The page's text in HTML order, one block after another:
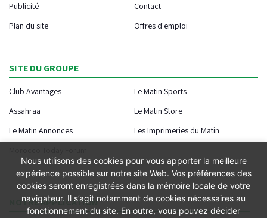
Publicité
Contact
Plan du site
Offres d'emploi
SITE DU GROUPE
Club Avantages
Le Matin Sports
Assahraa
Le Matin Store
Le Matin Annonces
Les Imprimeries du Matin
NOTRE APPLICATION
Nous utilisons des cookies pour vous apporter la meilleure
expérience possible sur notre site Web. Vos préférences des
cookies seront enregistrées dans la mémoire locale de votre
navigateur. Il s’agit notamment de cookies nécessaires au
fonctionnement du site. En outre, vous pouvez décider